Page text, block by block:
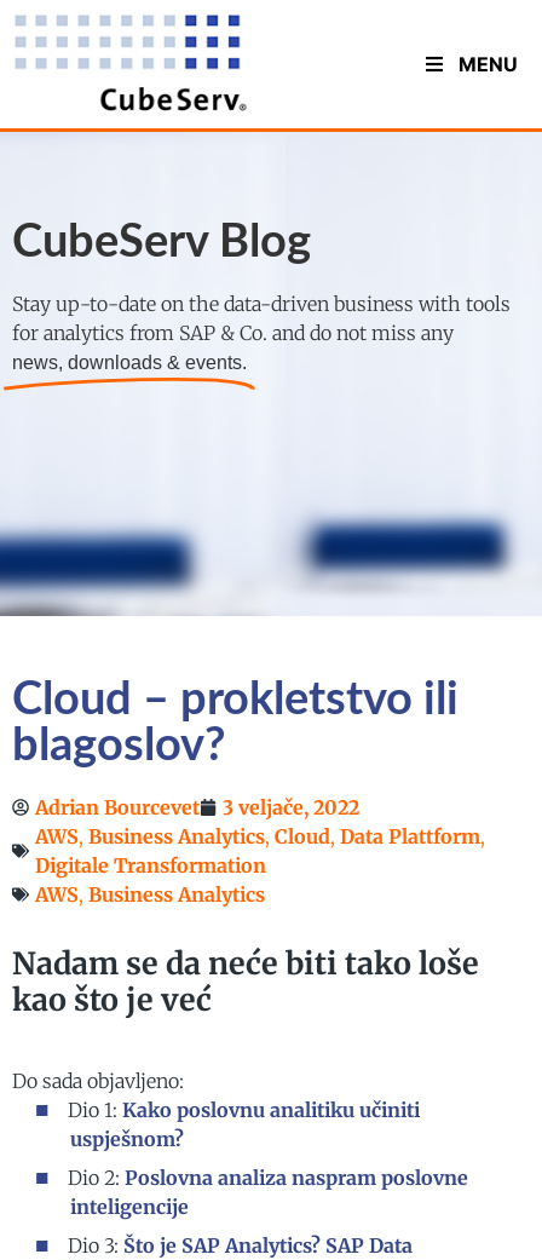
MENU
CubeServ Blog
Stay up-to-date on the data-driven business with tools
for analytics from SAP & Co. and do not miss any
news, downloads & events.
Cloud – prokletstvo ili
blagoslov?
Adrian Bourcevet
3 veljače, 2022
AWS, Business Analytics, Cloud, Data Plattform,
Digitale Transformation
AWS, Business Analytics
Nadam se da neće biti tako loše
kao što je već
Do sada objavljeno:
Dio 1:Kako poslovnu analitiku učiniti
uspješnom?
Dio 2:Poslovna analiza naspram poslovne
inteligencije
Dio 3: Što je SAP Analytics? SAP Data